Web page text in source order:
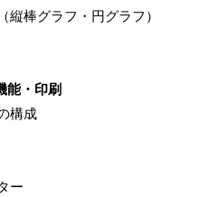
縦棒グラフ・円グラフ）
能・印刷
構成
ー